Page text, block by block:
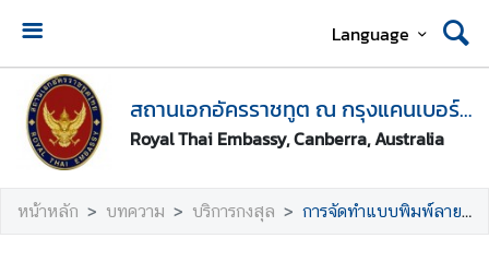
Language
สถานเอกอัครราชทูต ณ กรุงแคนเบอร์รา
Royal Thai Embassy, Canberra, Australia
ห
า
ห
ลั
ก
หน้าหลัก บทความ บริการกงสุล การจัดทำแบบพิมพ์ลายนิ้วมือ